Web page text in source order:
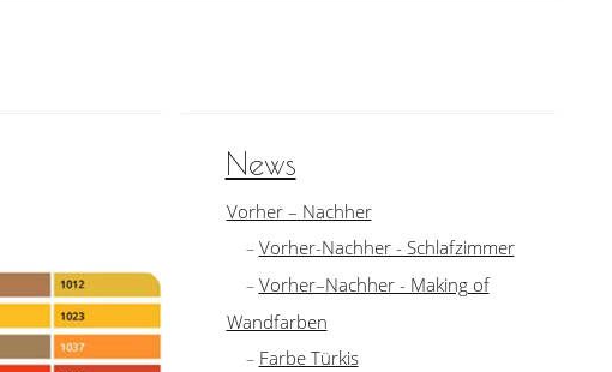
News
Vorher – Nachher
Vorher-Nachher - Schlafzimmer
Vorher–Nachher - Making of
Wandfarben
Farbe Türkis